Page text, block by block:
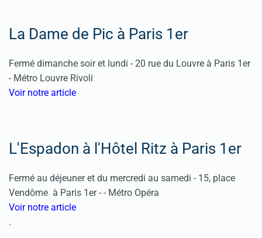
La Dame de Pic à Paris 1er
Fermé dimanche soir et lundi - 20 rue du Louvre à Paris 1er
- Métro Louvre Rivoli
Voir notre article
L'Espadon à l'Hôtel Ritz à Paris 1er
Fermé au déjeuner et du mercredi au samedi - 15, place
Vendôme à Paris 1er- - Métro Opéra
Voir notre article
.